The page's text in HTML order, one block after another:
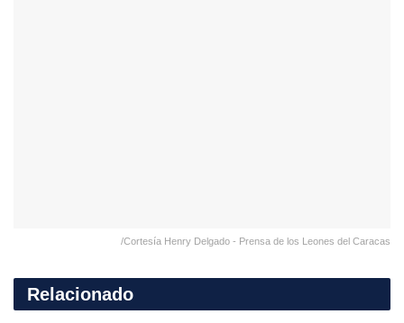
/Cortesía Henry Delgado - Prensa de los Leones del Caracas
Relacionado